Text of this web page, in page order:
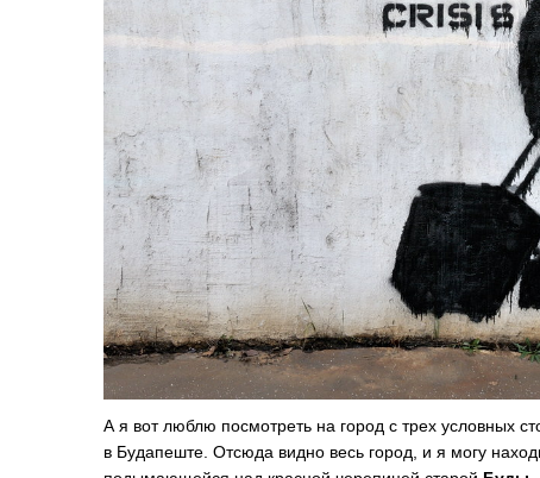
А я вот люблю посмотреть на город с трех условных
в Будапеште. Отсюда видно весь город, и я могу